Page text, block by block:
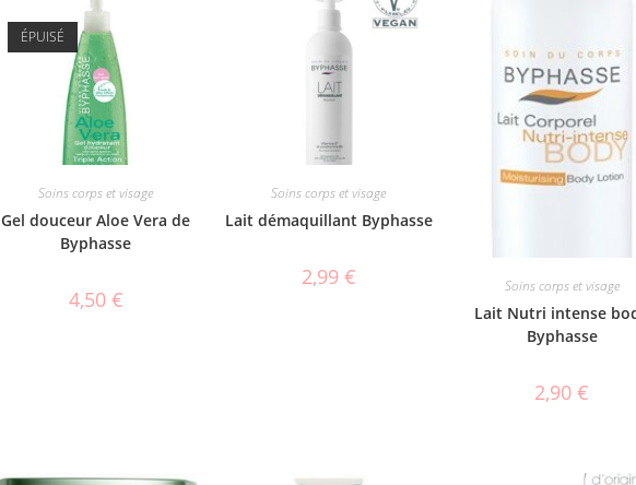
ÉPUISÉ
Soins corps et visage
Gel douceur Aloe Vera de
Byphasse
4,50 €
Soins corps et visage
Lait démaquillant Byphasse
2,99 € Soins corps et visage
Lait Nutri intense
Byphasse
2,90€